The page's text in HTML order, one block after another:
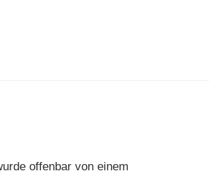
offenbar von einem